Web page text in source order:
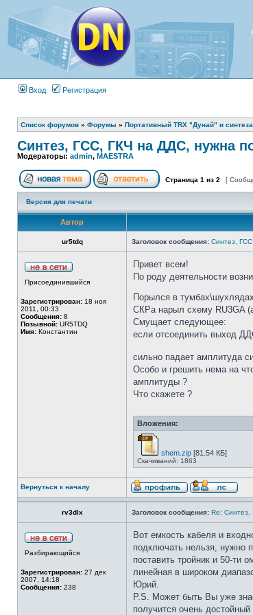
Вход Регистрация
Список форумов » Форумы » Портативный TRX "Дунай" и
Синтез, ГСС, ГКЧ на ДДС, нужна
Модераторы: admin, MAESTRA
Страница 1 из 2 [
Версия для печати
Автор
ur5tdq Заголовок сообщения: Синтез,
Присоединившийся
Зарегистрирован: 18 ноя
2011, 00:33
Сообщения: 8
Позывной: UR5TDQ
Имя: Константин
Привет всем!
По роду деятельности
Порылся в
СКРа нарыл схему RU3GA
Смущает следующее:
если отсоединить выход
сильно падает амплитуда
Особо и грешить нема на
амплитуды ?
Что скажете ?
Вложения:
shem.zip [81.54 КБ]
Скачиваний: 1863
Вернуться к началу
rv3dlx Заголовок сообщения: Re: Синтез,
Разбирающийся
Зарегистрирован: 27 дек
2007, 14:18
Сообщения: 238
Вот емкость кабеля и
подключать нельзя, нужно
поставить тройник и 50-ти
линейная в широком
Юрий.
P.S. Может быть Вы уже
получится очень